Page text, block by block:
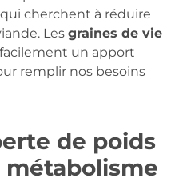
cherchent à réduire
Les graines de vie
un apport
remplir nos besoins
de poids